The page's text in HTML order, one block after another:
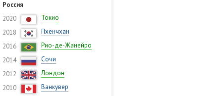
Россия
2020
Токио
2018
Пхёнчхан
2016
Рио-де-Жанейро
2014
Сочи
2012
Лондон
2010
Ванкувер